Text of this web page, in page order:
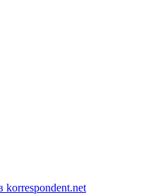
korrespondent.net